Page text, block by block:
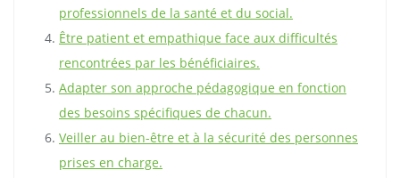
professionnels de la santé et du social.
Être patient et empathique face aux difficultés
rencontrées par les bénéficiaires.
Adapter son approche pédagogique en fonction
des besoins spécifiques de chacun.
Veiller au bien-être et à la sécurité des personnes
prises en charge.